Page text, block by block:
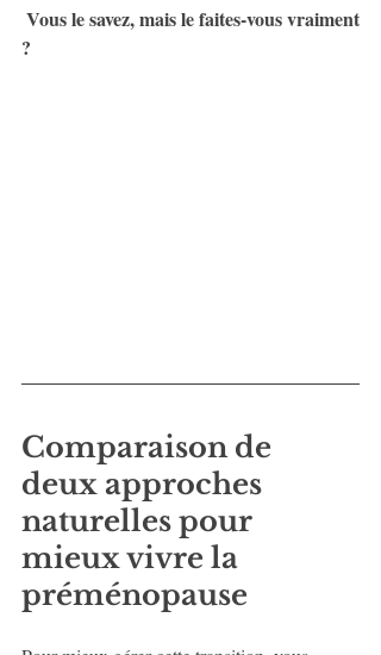
Vous le savez, mais le faites-vous vraiment
?
Comparaison de
deux approches
naturelles pour
mieux vivre la
préménopause